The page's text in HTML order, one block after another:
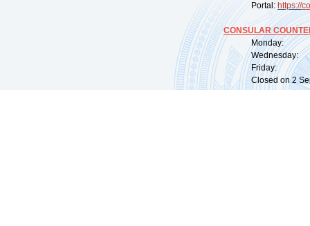
Portal: https://
CONSULAR
Monday:
Wednesday:
Friday:
Closed on 2